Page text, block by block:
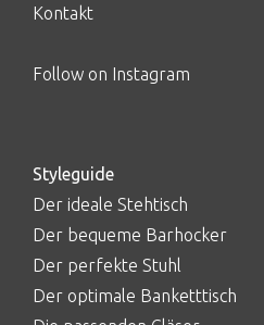
Kontakt
Follow on Instagram
Styleguide
Der ideale Stehtisch
Der bequeme Barhocker
Der perfekte Stuhl
Der optimale Banketttisch